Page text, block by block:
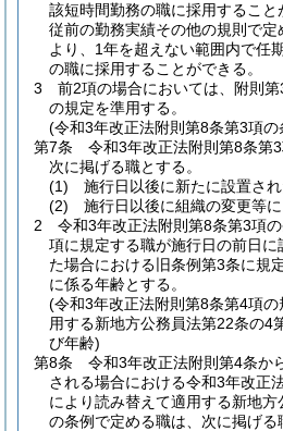
該短時間勤務の職に採用するこ
従前の勤務実績その他の規則で定
より、1年を超えない範囲内で任
の職に採用することができる。
3
前2項の場合においては、附則
の規定を準用する。
(令和3年改正法附則第8条第3項
第7条
令和3年改正法附則第8条第
次に掲げる職とする。
(1)
施行日以後に新たに設置さ
(2)
施行日以後に組織の変更等
2
令和3年改正法附則第8条第3項
項に規定する職が施行日の前日に
た場合における旧条例第3条に規
に係る年齢とする。
(令和3年改正法附則第8条第4項
用する新地方公務員法第22条の4
び年齢)
第8条
令和3年改正法附則第4条か
される場合における令和3年改正
により読み替えて適用する新地
の条例で定める職は、次に掲げる